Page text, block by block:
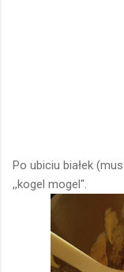
Po ubiciu białek
,,kogel mogel".